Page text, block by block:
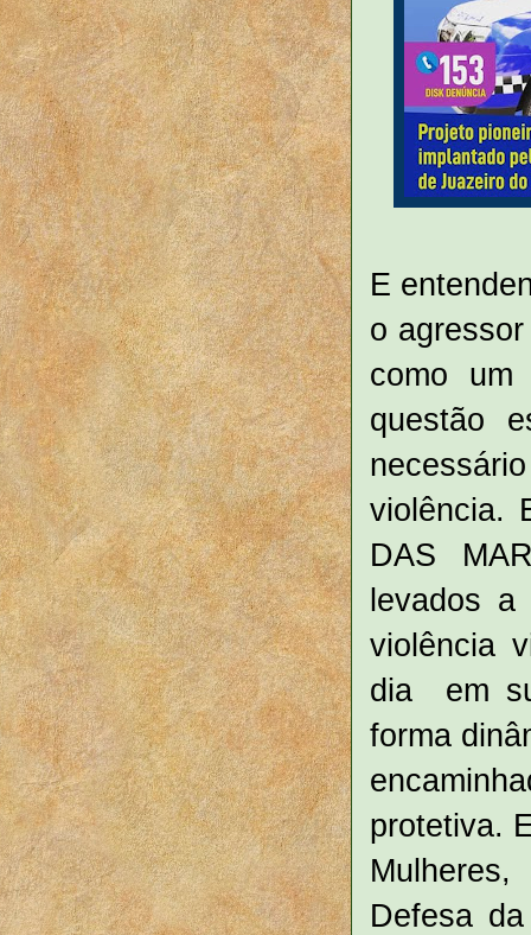
E
o
como
questão
violência.
DAS
levados
violência
dia em
forma
protetiva.
Defesa